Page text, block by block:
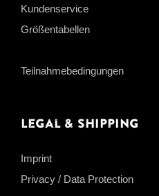
Kundenservice
Größentabellen
Teilnahmebedingungen
Legal & Shipping
Imprint
Privacy / Data Protection